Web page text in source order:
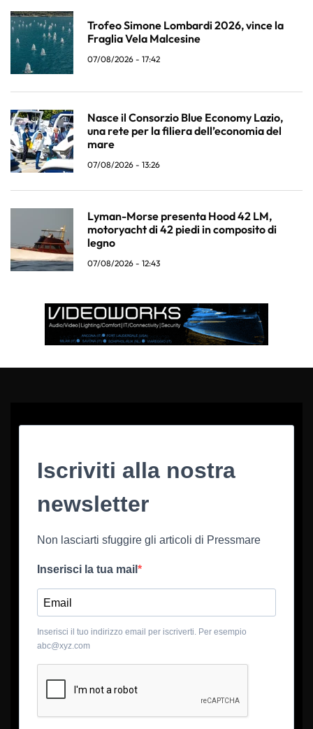
Trofeo Simone Lombardi 2026, vince la
Fraglia Vela Malcesine
07/08/2026 - 17:42
Nasce il Consorzio Blue Economy Lazio,
una rete per la filiera dell’economia del
mare
07/08/2026 - 13:26
Lyman-Morse presenta Hood 42 LM,
motoryacht di 42 piedi in composito di
legno
07/08/2026 - 12:43
Iscriviti alla nostra
newsletter
Non lasciarti sfuggire gli articoli di Pressmare
Inserisci la tua mail
Inserisci il tuo indirizzo email per iscriverti. Per esempio
abc@xyz.com